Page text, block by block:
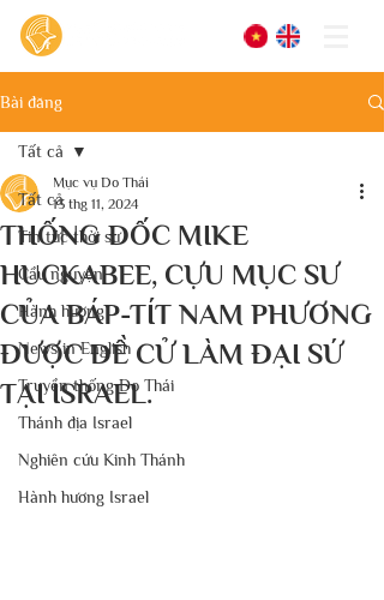
Bài đăng
Tất cả
Tin tức thời sự
Cầu nguyện
Hành hương
News in English
Truyền thống Do Thái
Thánh địa Israel
Nghiên cứu Kinh Thánh
Hành hương Israel
Tất cả
THỐNG ĐỐC MIKE
HUCKABEE, CỰU MỤC SƯ
CỦA BÁP-TÍT NAM PHƯƠNG
ĐƯỢC ĐỀ CỬ LÀM ĐẠI SỨ
TẠI ISRAEL.
Mục vụ Do Thái
13 thg 11, 2024